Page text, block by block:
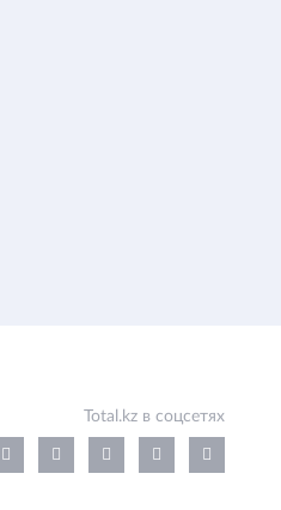
Total.kz в соцсетях